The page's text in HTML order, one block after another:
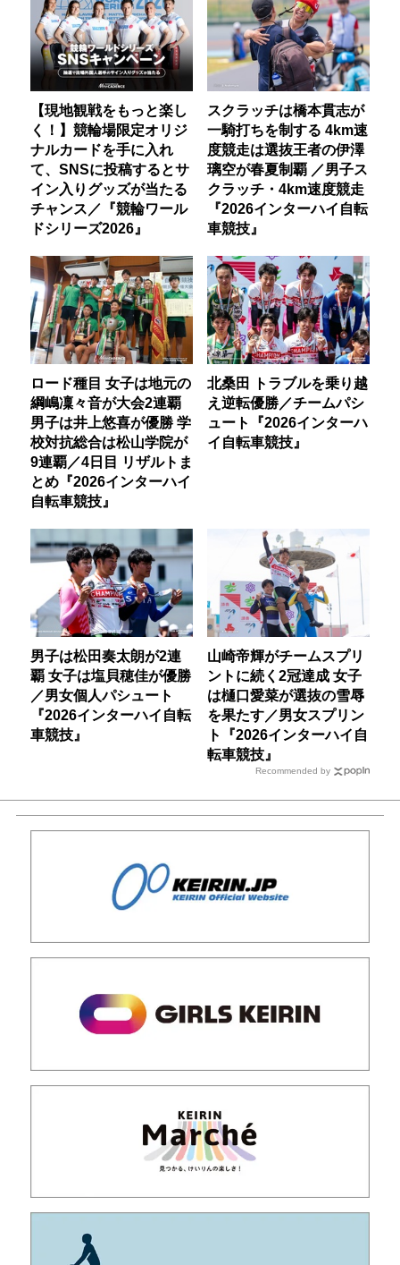
【現地観戦をもっと楽し
く！】競輪場限定オリジ
ナルカードを手に入れ
て、SNSに投稿するとサ
イン入りグッズが当たる
チャンス／『競輪ワール
ドシリーズ2026』
スクラッチは橋本貫志が
一騎打ちを制する 4km速
度競走は選抜王者の伊澤
璃空が春夏制覇 ／男子ス
クラッチ・4km速度競走
『2026インターハイ自転
車競技』
ロード種目 女子は地元の
綱嶋凜々音が大会2連覇
男子は井上悠喜が優勝 学
校対抗総合は松山学院が
9連覇／4日目 リザルトま
とめ『2026インターハイ
自転車競技』
北桑田 トラブルを乗り越
え逆転優勝／チームパシ
ュート『2026インターハ
イ自転車競技』
男子は松田奏太朗が2連
覇 女子は塩貝穂佳が優勝
／男女個人パシュート
『2026インターハイ自転
車競技』
山崎帝輝がチームスプリ
ントに続く2冠達成 女子
は樋口愛菜が選抜の雪辱
を果たす／男女スプリン
ト『2026インターハイ自
転車競技』
Recommended by